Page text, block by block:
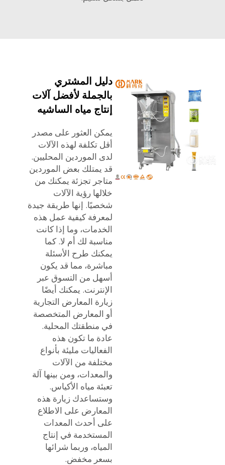
دليل المشتري
بالجملة لأفضل آلات
إنتاج مياه الساشيه
يمكن العثور على مصدر
أقل تكلفة لهذه الآلات
لدى الموردين المحليين.
قد يمتلك بعض الموردين
متاجر تجزئة يمكنك من
خلالها رؤية الآلات
شخصيًا. إنها طريقة جيدة
لمعرفة كيفية عمل هذه
الخدمات، وما إذا كانت
مناسبة لك أم لا. كما
يمكنك طرح الأسئلة
مباشرة، مما قد يكون
أسهل من التسوق عبر
الإنترنت. يمكنك أيضًا
زيارة المعارض التجارية
أو المعارض المتخصصة
في منطقتك المحلية.
عادة ما تكون هذه
الفعاليات مليئة بأنواع
مختلفة من الآلات
والمعدات، ومن بينها آلة
تعبئة مياه الأكياس.
وستساعدك زيارة هذه
المعارض على الاطلاع
على أحدث المعدات
المستخدمة في إنتاج
المياه، وربما شرائها
بسعر مخفض.